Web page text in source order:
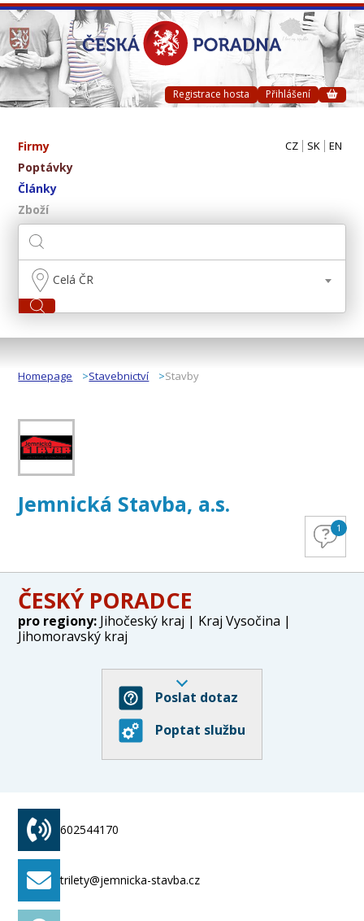
Registrace hosta Přihlášení
Firmy
Poptávky
Články
Zboží
CZ SK EN
Celá ČR
Homepage Stavebnictví Stavby
Jemnická Stavba, a.s.
1
ČESKÝ PORADCE
pro regiony: Jihočeský kraj | Kraj Vysočina |
Jihomoravský kraj
Poslat dotaz
Poptat službu
602544170
trilety@jemnicka-stavba.cz